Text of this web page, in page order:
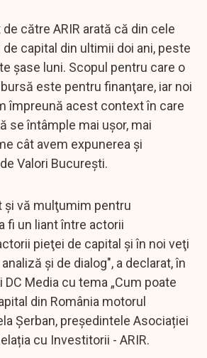
către ARIR arată că din cele
capital din ultimii doi ani, peste
şase luni. Scopul pentru care o
este pentru finanţare, iar noi
împreună acest context în care
se întâmple mai uşor, mai
cât avem expunerea şi
Valori Bucureşti.
şi vă mulţumim pentru
fi un liant între actorii
pieţei de capital şi în noi veţi
şi de dialog", a declarat, în
Media cu tema „Cum poate
din România motorul
Șerban, președintele Asociației
cu Investitorii - ARIR.